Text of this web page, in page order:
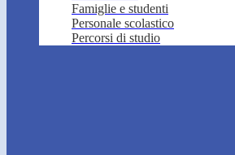
Famiglie e studenti
Personale scolastico
Percorsi di studio